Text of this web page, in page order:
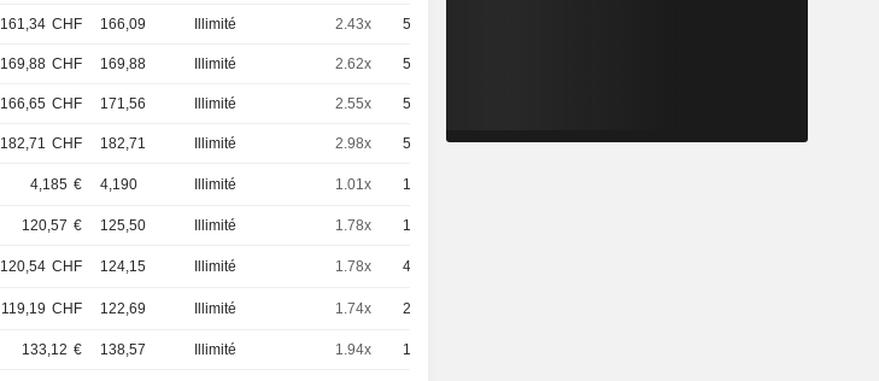
161,34 CHF 166,09 Illimité 2.43x 50
169,88 CHF 169,88 Illimité 2.62x 50
166,65 CHF 171,56 Illimité 2.55x 50
182,71 CHF 182,71 Illimité 2.98x 50 1.7 / 1.73
4,185 € 4,190 Illimité 1.01x 10
120,57 € 125,50 Illimité 1.78x 10
120,54 CHF 124,15 Illimité 1.78x 40
119,19 CHF 122,69 Illimité 1.74x 25
133,12 € 138,57 Illimité 1.94x 10